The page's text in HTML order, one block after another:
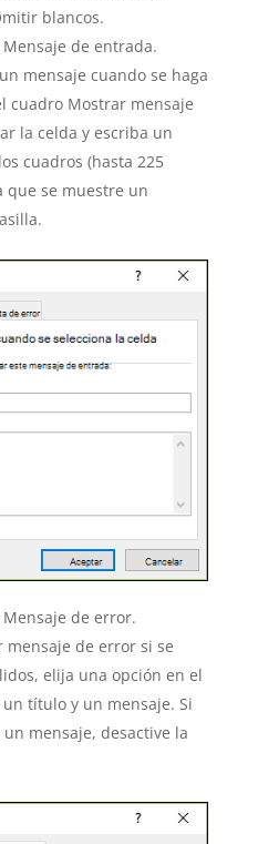
blancos.
de entrada.
mensaje cuando se haga
cuadro Mostrar mensaje
la celda y escriba un
cuadros (hasta 225
que se muestre un
de error.
mensaje de error si se
elija una opción en el
título y un mensaje. Si
mensaje, desactive la